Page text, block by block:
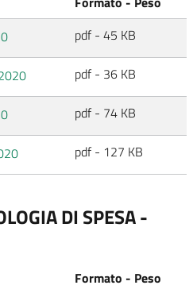
pdf - 45 KB
pdf - 36 KB
pdf - 74 KB
pdf - 127 KB
DI SPESA -
Formato - Peso